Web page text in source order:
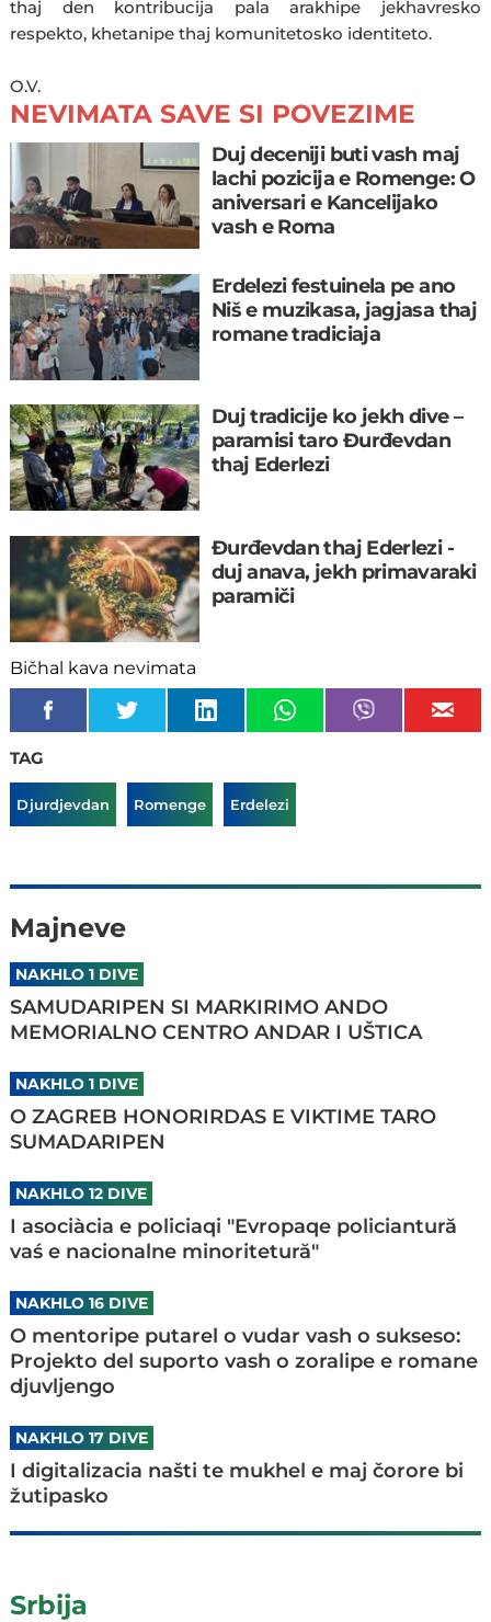
thaj den kontribucija pala arakhipe jekhavresko
respekto, khetanipe thaj komunitetosko identiteto.
O.V.
NEVIMATA SAVE SI POVEZIME
Duj deceniji buti vash maj
lachi pozicija e Romenge: O
aniversari e Kancelijako
vash e Roma
Erdelezi festuinela pe ano
Niš e muzikasa, jagjasa thaj
romane tradiciaja
Duj tradicije ko jekh dive –
paramisi taro Đurđevdan
thaj Ederlezi
Đurđevdan thaj Ederlezi -
duj anava, jekh primavaraki
paramiči
Bičhal kava nevimata
TAG
Djurdjevdan Romenge Erdelezi
Majneve
NAKHLO 1 DIVE
SAMUDARIPEN SI MARKIRIMO ANDO
MEMORIALNO CENTRO ANDAR I UŠTICA
NAKHLO 1 DIVE
O ZAGREB HONORIRDAS E VIKTIME TARO
SUMADARIPEN
NAKHLO 12 DIVE
I asociàcia e policiaqi "Evropaqe policiantură
vaś e nacionalne minoritetură"
NAKHLO 16 DIVE
O mentoripe putarel o vudar vash o sukseso:
Projekto del suporto vash o zoralipe e romane
djuvljengo
NAKHLO 17 DIVE
I digitalizacia našti te mukhel e maj čorore bi
žutipasko
Srbija